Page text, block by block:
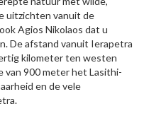
uitzichten vanuit de
Agios Nikolaos dat u
De afstand vanuit Ierapetra
kilometer ten westen
van 900 meter het Lasithi-
en de vele